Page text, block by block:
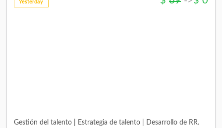
Yesterday
Gestión del talento | Estrategia de talento | Desarrollo de RR.